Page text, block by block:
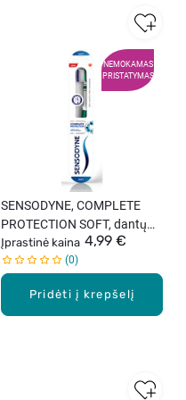
NEMOKAMAS
PRISTATYMAS
Pridėti į krepšelį
SENSODYNE, COMPLETE
PROTECTION SOFT, dantų
šepetėlis, 1 vnt.
Įprastinė kaina 4,99 €
0